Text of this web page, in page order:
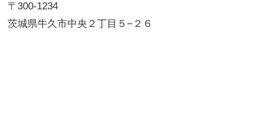
〒300-1234
茨城県牛久市中央２丁目５−２６